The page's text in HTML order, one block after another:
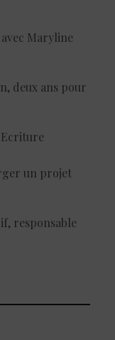
Maryline
deux ans pour
Ecriture
un projet
responsable